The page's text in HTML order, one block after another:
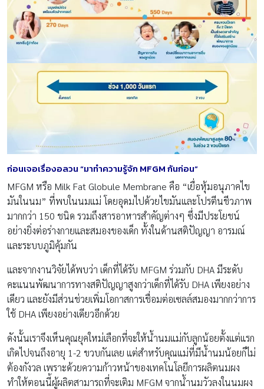
ก่อนเจอเรื่องอลวน “มาทำความรู้จัก MFGM กันก่อน”
MFGM หรือ Milk Fat Globule Membrane คือ “เยื่อหุ้มอนุภาคไข
มันในนม” ที่พบในนมแม่ โดยอุดมไปด้วยไขมันและโปรตีนชีวภาพ
มากกว่า 150 ชนิด รวมถึงสารอาหารสำคัญต่างๆ ซึ่งมีประโยชน์
อย่างยิ่งต่อร่างกายและสมองของเด็ก ทั้งในด้านสติปัญญา อารมณ์
และระบบภูมิคุ้มกัน
และจากงานวิจัยได้พบว่า เด็กที่ได้รับ MFGM ร่วมกับ DHA มีระดับ
คะแนนพัฒนาการทางสติปัญญาสูงกว่าเด็กที่ได้รับ DHA เพียงอย่าง
เดียว และยังมีส่วนช่วยเพิ่มโอกาสการเชื่อมต่อเซลล์สมองมากกว่าการ
ใช้ DHA เพียงอย่างเดียวอีกด้วย
ดังนั้นเราจึงเห็นคุณยุคใหม่เลือกที่จะให้น้ำนมแม่กับลูกน้อยตั้งแต่แรก
เกิดไปจนถึงอายุ 1-2 ขวบกันเลย แต่สำหรับคุณแม่ที่มีน้ำนมน้อยก็ไม่
ต้องกังวล เพราะด้วยความก้าวหน้าของเทคโนโลยีการผลิตนมผง
ทำให้ตอนนี้ผู้ผลิตสามารถที่จะเติม MFGM จากน้ำนมวัวลงในนมผง